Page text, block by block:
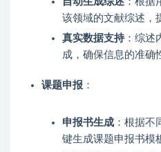
该领域的文献综述，
真实数据支持：综述
成，确保信息的准确
课题申报 ：
申报书生成 ：根据不
键生成课题申报书模